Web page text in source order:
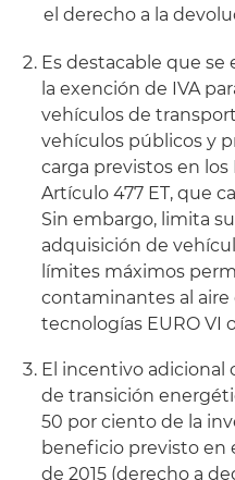
el derecho a la
Es destacable que se
la exención de IVA
vehículos de
vehículos públicos y
carga previstos en los
Artículo 477 ET, que
Sin embargo, limita
adquisición de
límites máximos
contaminantes al
tecnologías EURO VI
El incentivo adicional
de transición
50 por ciento de la
beneficio previsto en
de 2015 (derecho a